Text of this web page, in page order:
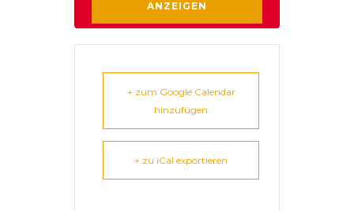
+ zum Google Calendar
hinzufügen
+ zu iCal exportieren